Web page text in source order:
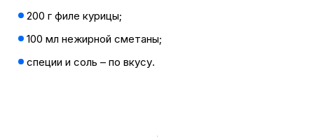
200 г филе курицы;
100 мл нежирной сметаны;
специи и соль – по вкусу.